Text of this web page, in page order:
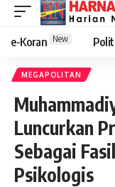
e-Koran New
MEGAPOLITAN
Luncurkan
Sebagai
Psikologis